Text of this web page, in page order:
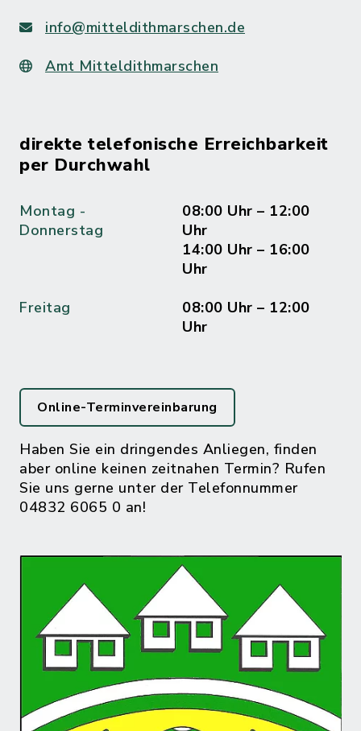
info@mitteldithmarschen.de
Amt Mitteldithmarschen
direkte telefonische Erreichbarkeit
per Durchwahl
Montag -
Donnerstag
08:00 Uhr – 12:00
Uhr
14:00 Uhr – 16:00
Uhr
Freitag
08:00 Uhr – 12:00
Uhr
Online-Terminvereinbarung
Haben Sie ein dringendes Anliegen, finden
aber online keinen zeitnahen Termin? Rufen
Sie uns gerne unter der Telefonnummer
04832 6065 0 an!